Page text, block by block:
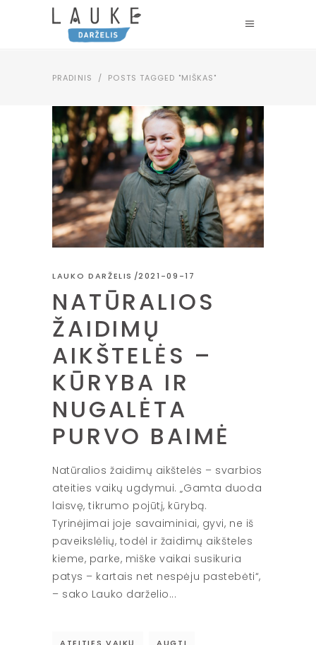
PRADINIS / POSTS TAGGED "MIŠKAS"
LAUKO DARŽELIS 2021-09-17
NATŪRALIOS
ŽAIDIMŲ
AIKŠTELĖS –
KŪRYBA IR
NUGALĖTA
PURVO BAIMĖ
Natūralios žaidimų aikštelės – svarbios
ateities vaikų ugdymui. „Gamta duoda
laisvę, tikrumo pojūtį, kūrybą.
Tyrinėjimai joje savaiminiai, gyvi, ne iš
paveikslėlių, todėl ir žaidimų aikšteles
kieme, parke, miške vaikai susikuria
patys – kartais net nespėju pastebėti“,
– sako Lauko darželio